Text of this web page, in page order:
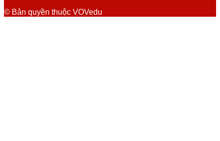
© Bản quyền thuộc VOVedu